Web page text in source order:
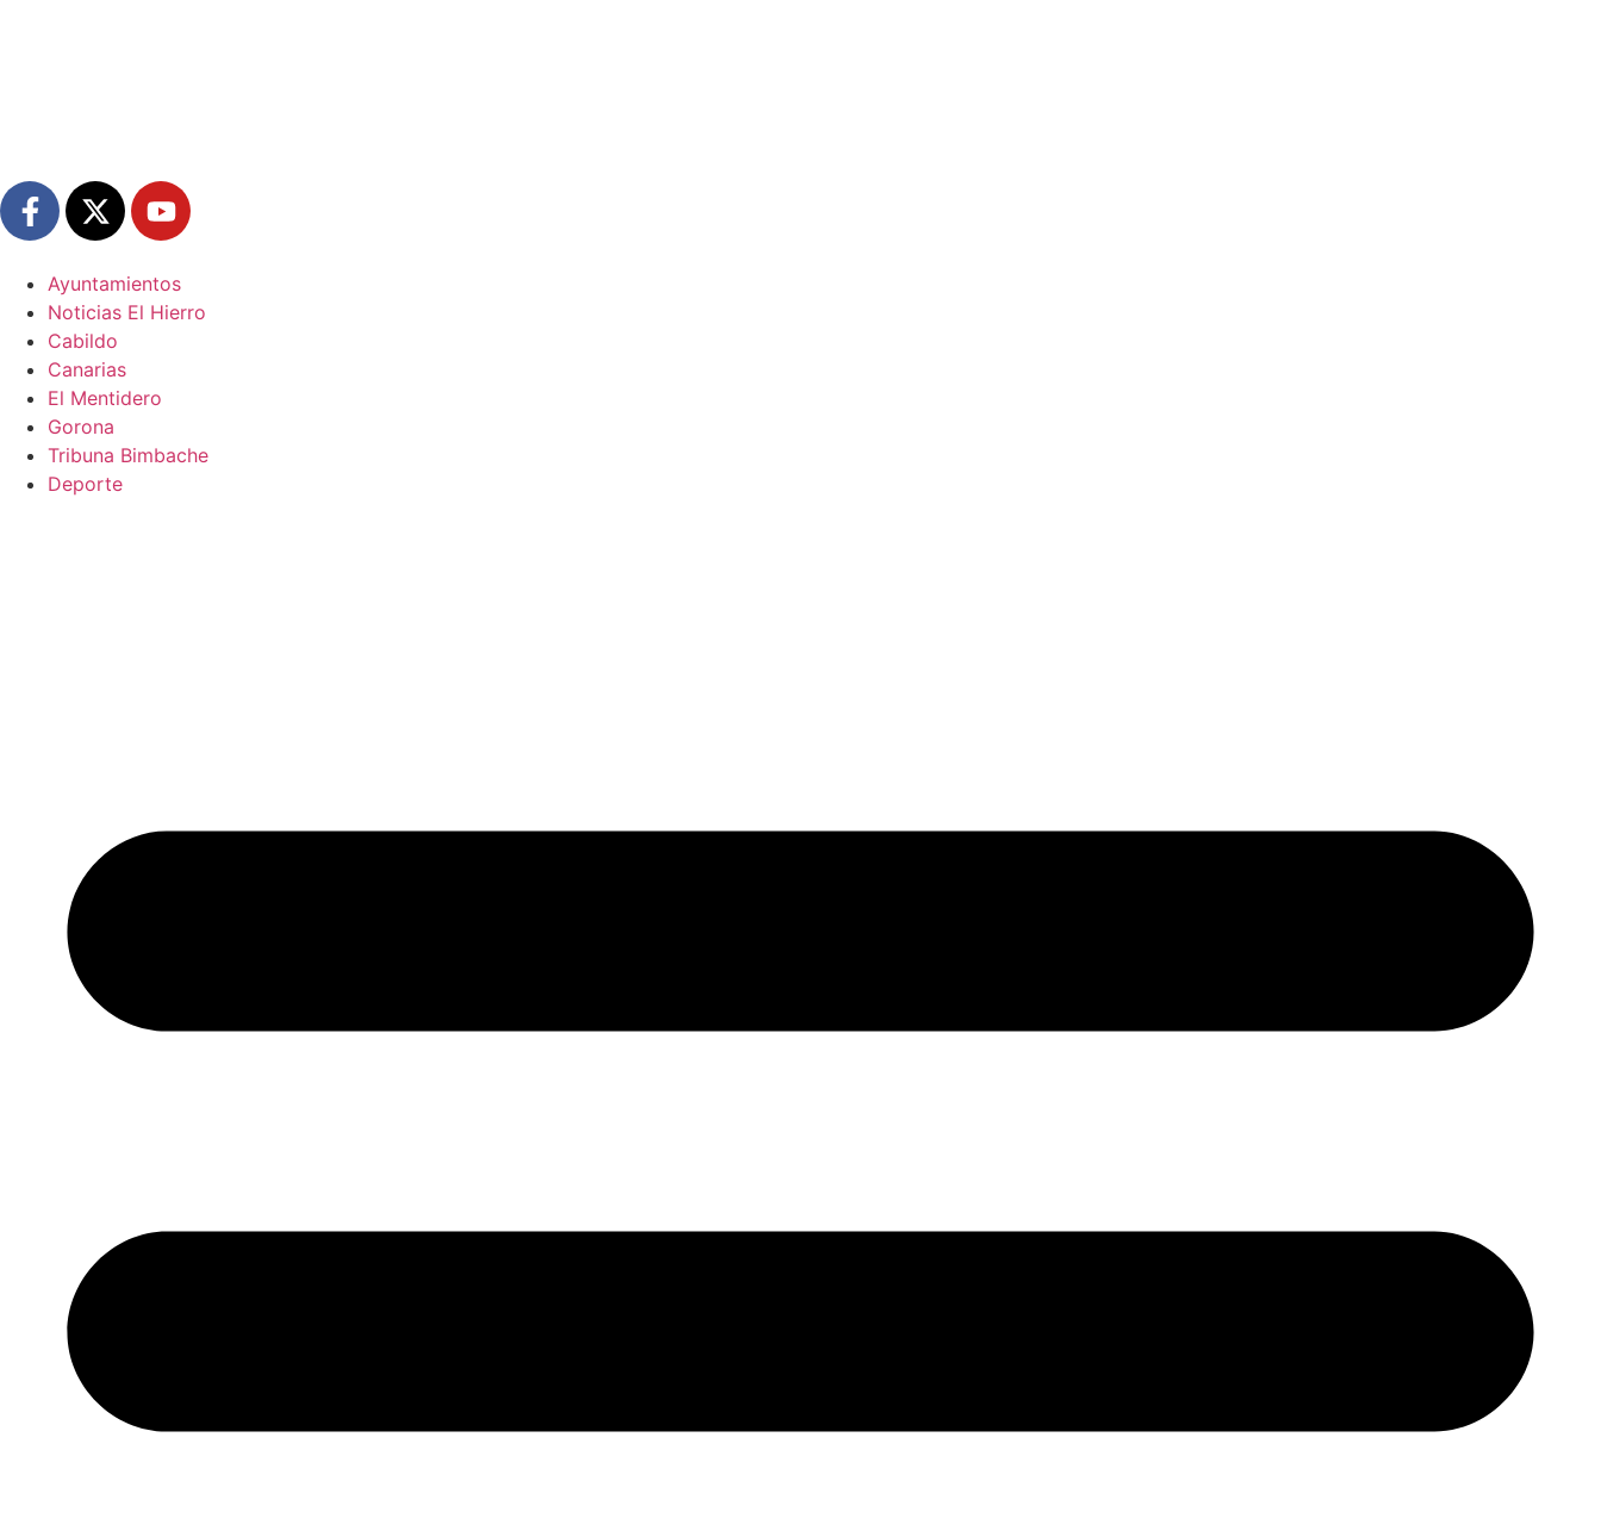
Ayuntamientos
Noticias El Hierro
Cabildo
Canarias
El Mentidero
Gorona
Tribuna Bimbache
Deporte